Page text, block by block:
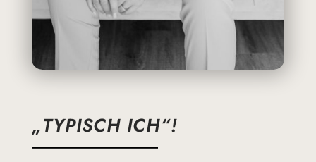
„TYPISCH ICH“!